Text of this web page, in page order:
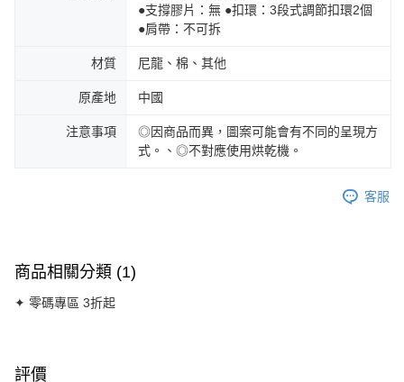
●支撐膠片：無 ●扣環：3段式調節扣環2個
●肩帶：不可拆
材質 尼龍、棉、其他
原產地 中國
注意事項
◎因商品而異，圖案可能會有不同的呈現方
式。、◎不對應使用烘乾機。
客服
商品相關分類 (1)
✦ 零碼專區 3折起
評價